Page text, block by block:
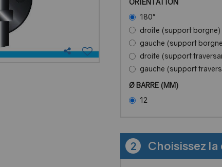
ORIENTATION
180°
droite (support borgne)
gauche (support
droite (support
gauche (support
Ø BARRE (MM)
12
2 Choisissez